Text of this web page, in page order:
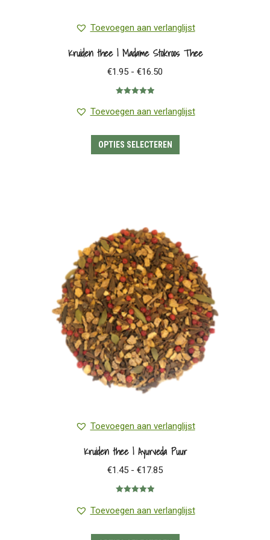
Toevoegen aan verlanglijst
Kruiden thee | Madame Stokroos Thee
€1.95 - €16.50
€16.50
5.00 uit 5
Toevoegen aan verlanglijst
OPTIES SELECTEREN
optie
kan
gekozen
worden
op
de
productpagina
Toevoegen aan verlanglijst
Kruiden thee | Ayurveda Puur
€1.45 - €17.85Prijsklasse:
€17.85
5.00 uit 5
Toevoegen aan verlanglijst